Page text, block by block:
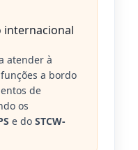
internacional
atender à
a bordo
de
os
e do STCW-